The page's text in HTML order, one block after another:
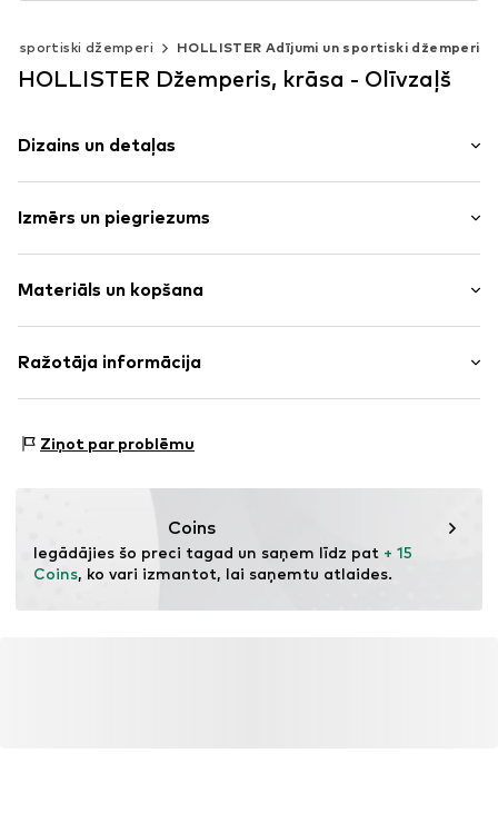
sportiski džemperi HOLLISTER Adījumi un sportiski džemperi
HOLLISTER Džemperis, krāsa - Olīvzaļš
Dizains un detaļas
Adījumi
Džemperis ar rāvējslēdzēju
Pusgaras piedurknes
Pilnībā modē
Izmērs un piegriezums
Piegriezums: Standarta forma
Materiāls un kopšana
Materiāls: 60% Kokvilna, 40% Poliakrils - PC
Nav piemērots veļas žāvētajam
Negludināt ar karstu
Balināt ar skābekli
Ražotāja informācija
1101 Amsterdam
Ziņot par problēmu
Coins
Iegādājies šo preci tagad un saņem līdz pat + 15
Coins, ko vari izmantot, lai saņemtu atlaides.